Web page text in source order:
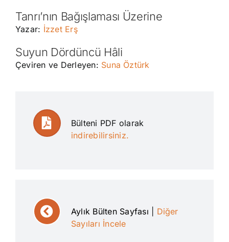
Tanrı’nın Bağışlaması Üzerine
Yazar: İzzet Erş
Suyun Dördüncü Hâli
Çeviren ve Derleyen: Suna Öztürk
Bülteni PDF olarak
indirebilirsiniz.
Aylık Bülten Sayfası
Diğer
Sayıları İncele